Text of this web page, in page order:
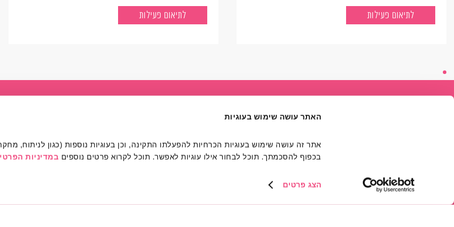
האתר עושה שימוש בעוגיות
בכפוף להסכמתך. תוכל לבחור אילו עוגיות לאפשר. תוכל לקרוא פרטים נוספים במדיניות
הצג פרטים
לתיאום פעילות לתיאום פעילות
רכישת כרטיסים
מרחב מהותי הרשמה /
דברו איתנו